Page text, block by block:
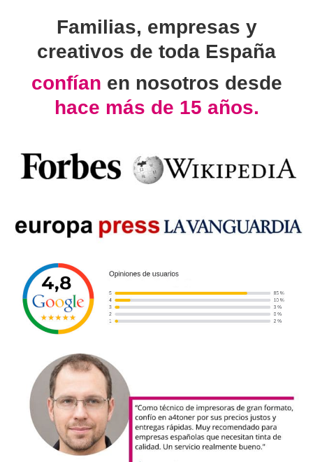
Familias, empresas y
creativos de toda España
confían en nosotros desde
hace más de 15 años.